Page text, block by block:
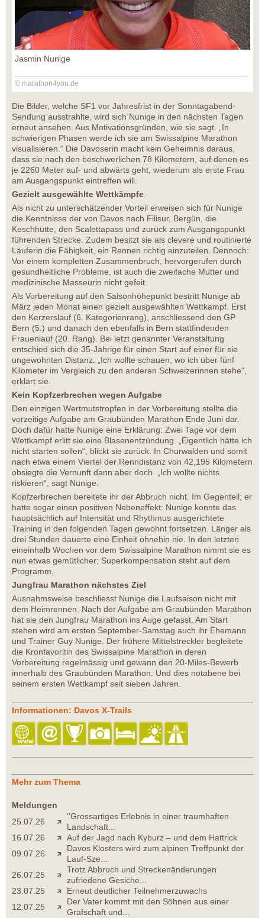
Jasmin Nunige
© marathon4you.de
Die Bilder, welche SF1 vor Jahresfrist in der Sonntagabend-
Sendung ausstrahlte, wird sich Nunige in den nächsten Tagen
erneut ansehen. Aus Motivationsgründen, wie sie sagt. „In
schwierigen Phasen werde ich sie am Swissalpine Marathon
visualisieren.“ Die Davoserin macht kein Geheimnis daraus,
dass sie nach den beschwerlichen 78 Kilometern, auf denen es
je 2260 Meter auf- und abwärts geht, wiederum als erste Frau
am Ausgangspunkt eintreffen will.
Gezielt ausgewählte Wettkämpfe
Als nicht zu unterschätzender Vorteil erweisen sich für Nunige
die Kenntnisse der von Davos nach Filisur, Bergün, die
Keschhütte, den Scalettapass und zurück zum Ausgangspunkt
führenden Strecke. Zudem besitzt sie als clevere und routinierte
Läuferin die Fähigkeit, ein Rennen richtig einzuteilen. Dennoch:
Vor einem kompletten Zusammenbruch, hervorgerufen durch
gesundheitliche Probleme, ist auch die zweifache Mutter und
medizinische Masseurin nicht gefeit.
Als Vorbereitung auf den Saisonhöhepunkt bestritt Nunige ab
März jeden Monat einen gezielt ausgewählten Wettkampf. Erst
den Kerzerslauf (6. Kategorienrang), anschliessend den GP
Bern (5.) und danach den ebenfalls in Bern stattfindenden
Frauenlauf (20. Rang). Bei letzt genannter Veranstaltung
entschied sich die 35-Jährige für einen Start auf einer für sie
ungewohnten Distanz. „Ich wollte schauen, wo ich über fünf
Kilometer im Vergleich zu den anderen Schweizerinnen stehe“,
erklärt sie.
Kein Kopfzerbrechen wegen Aufgabe
Den einzigen Wertmutstropfen in der Vorbereitung stellte die
vorzeitige Aufgabe am Graubünden Marathon Ende Juni dar.
Doch dafür hatte Nunige eine Erklärung: Zwei Tage vor dem
Wettkampf erlitt sie eine Blasenentzündung. „Eigentlich hätte ich
nicht starten sollen“, blickt sie zurück. In Churwalden und somit
nach etwa einem Viertel der Renndistanz von 42,195 Kilometern
obsiegte die Vernunft dann aber doch. „Ich wollte nichts
riskieren“, sagt Nunige.
Kopfzerbrechen bereitete ihr der Abbruch nicht. Im Gegenteil; er
hatte sogar einen positiven Nebeneffekt: Nunige konnte das
hauptsächlich auf Intensität und Rhythmus ausgerichtete
Training in den folgenden Tagen gewohnt fortsetzen. Länger als
drei Stunden dauerte eine Einheit ohnehin nie. In den letzten
eineinhalb Wochen vor dem Swissalpine Marathon nimmt sie es
nun etwas gemütlicher; Superkompensation steht auf dem
Programm.
Jungfrau Marathon nächstes Ziel
Ausnahmsweise beschliesst Nunige die Laufsaison nicht mit
dem Heimrennen. Nach der Aufgabe am Graubünden Marathon
hat sie den Jungfrau Marathon ins Auge gefasst. Am Start
stehen wird am ersten September-Samstag auch ihr Ehemann
und Trainer Guy Nunige. Der frühere Mittelstreckler begleitete
die Kronfavoritin des Swissalpine Marathon in deren
Vorbereitung regelmässig und gewann den 20-Miles-Bewerb
innerhalb des Graubünden Marathon. Und dies notabene bei
seinem ersten Wettkampf seit sieben Jahren.
Informationen: Davos X-Trails
Mehr zum Thema
Meldungen
25.07.26
''Grossartiges Erlebnis in einer traumhaften
Landschaft...
16.07.26
Auf der Jagd nach Kyburz – und dem Hattrick
09.07.26
Davos Klosters wird zum alpinen Treffpunkt der
Lauf-Sze...
26.07.25
Trotz Abbruch und Streckenänderungen
zufriedene Gesiche...
23.07.25
Erneut deutlicher Teilnehmerzuwachs
12.07.25
Der Vater kommt mit den Söhnen aus einer
Grafschaft und...